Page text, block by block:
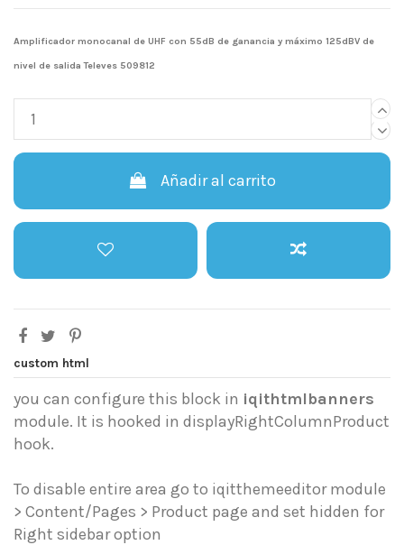
Amplificador monocanal de UHF con 55dB de ganancia y máximo 125dBV de
nivel de salida Televes 509812
Añadir al carrito
custom html
you can configure this block in iqithtmlbanners
module. It is hooked in displayRightColumnProduct
hook.
To disable entire area go to iqitthemeeditor module
> Content/Pages > Product page and set hidden for
Right sidebar option